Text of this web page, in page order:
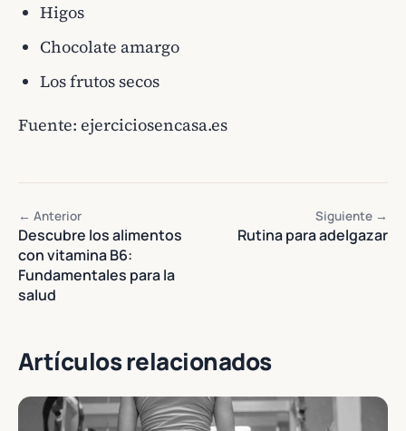
Higos
Chocolate amargo
Los frutos secos
Fuente: ejerciciosencasa.es
← Anterior
Descubre los alimentos
con vitamina B6:
Fundamentales para la
salud
Siguiente →
Rutina para adelgazar
Artículos relacionados